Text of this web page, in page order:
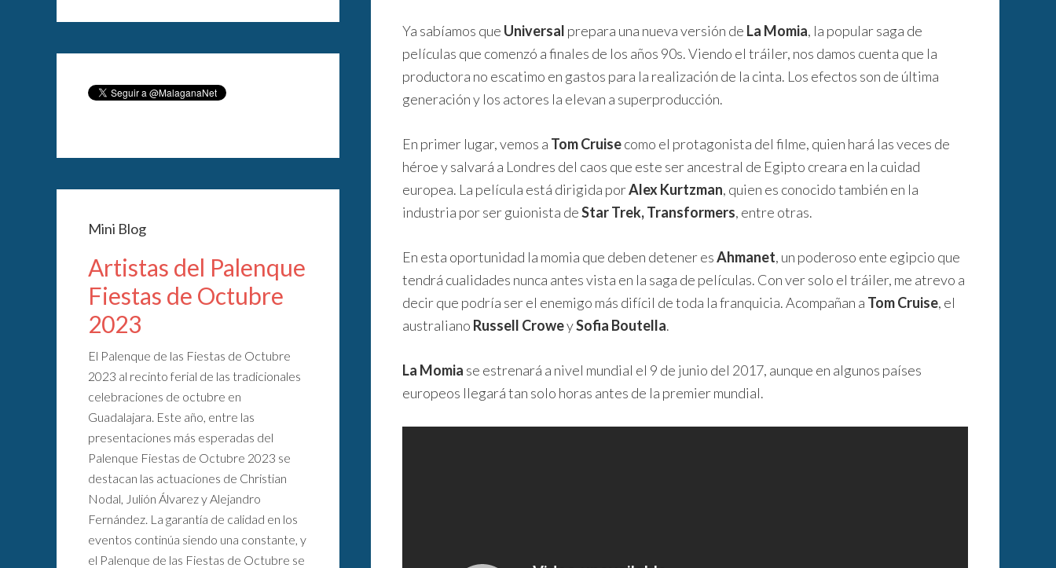
Ya sabíamos que Universal prepara una nueva versión de La Momia, la popular saga de
películas que comenzó a finales de los años 90s. Viendo el tráiler, nos damos cuenta que la
productora no escatimo en gastos para la realización de la cinta. Los efectos son de última
generación y los actores la elevan a superproducción.
En primer lugar, vemos a Tom Cruisecomo el protagonista del filme, quien hará las veces de
héroe y salvará a Londres del caos que este ser ancestral de Egipto creara en la cuidad
europea. La película está dirigida porAlex Kurtzman, quien es conocido también en la
industria por ser guionista deStar Trek, Transformers, entre otras.
En esta oportunidad la momia que deben detener esAhmanet, un poderoso ente egipcio que
tendrá cualidades nunca antes vista en la saga de películas. Con ver solo el tráiler, me atrevo a
decir que podría ser el enemigo más difícil de toda la franquicia. Acompañan a Tom Cruise, el
australiano Russell CroweySofia Boutella.
La Momia se estrenará a nivel mundial el 9 de junio del 2017, aunque en algunos países
europeos llegará tan solo horas antes de la premier mundial.
Mini Blog
Artistas del Palenque
Fiestas de Octubre
2023
El Palenque de las Fiestas de Octubre
2023 al recinto ferial de las tradicionales
celebraciones de octubre en
Guadalajara. Este año, entre las
presentaciones más esperadas del
Palenque Fiestas de Octubre 2023 se
destacan las actuaciones de Christian
Nodal, Julión Álvarez y Alejandro
Fernández. La garantía de calidad en los
eventos continúa siendo una constante, y
el Palenque de las Fiestas de Octubre se